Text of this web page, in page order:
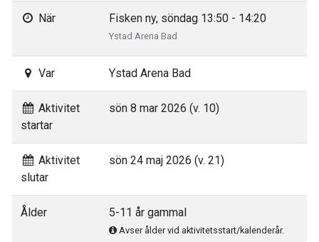
När Fisken ny, söndag 13:50 - 14:20
Ystad Arena Bad
Var Ystad Arena Bad
Aktivitet
startar
sön 8 mar 2026 (v. 10)
Aktivitet
slutar
sön 24 maj 2026 (v. 21)
Ålder 5-11 år gammal
Avser ålder vid aktivitetsstart/kalenderår.